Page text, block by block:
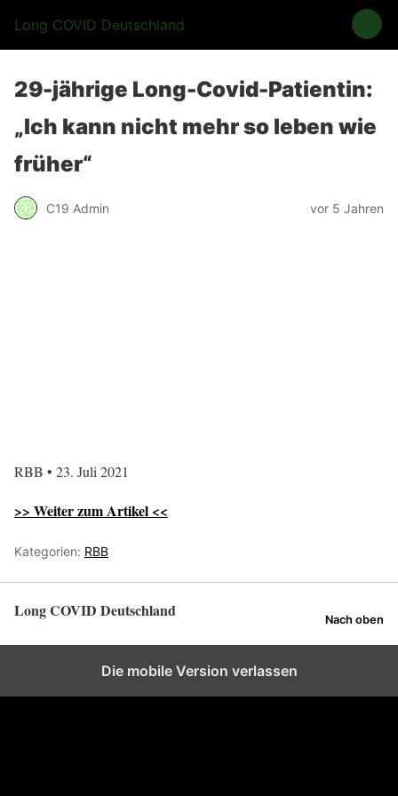
Long COVID Deutschland
29-jährige Long-Covid-Patientin:
„Ich kann nicht mehr so leben wie
früher“
C19 Admin vor 5 Jahren
RBB • 23. Juli 2021
>> Weiter zum Artikel <<
Kategorien: RBB
Long COVID Deutschland Nach oben
Die mobile Version verlassen